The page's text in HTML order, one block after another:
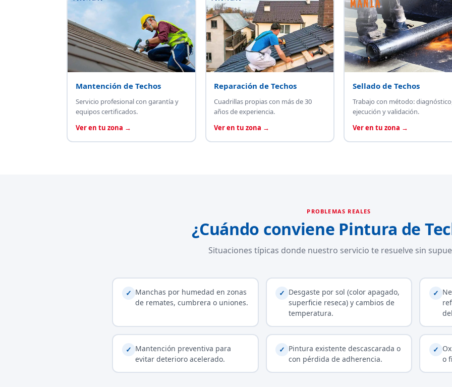
Mantención de Techos
Servicio profesional con garantía y
equipos certificados.
Ver en tu zona →
Reparación de Techos
Cuadrillas propias con más de 30
años de experiencia.
Ver en tu zona →
Sellado de Techos
Trabajo con método:
ejecución y validación.
Ver en tu zona →
PROBLEMAS REALES
¿Cuándo conviene Pintura de
Situaciones típicas donde nuestro servicio te resuelve sin
✓ Manchas por humedad en zonas
de remates, cumbrera o uniones.
✓ Desgaste por sol (color apagado,
superficie reseca) y cambios de
temperatura.
✓
✓ Mantención preventiva para
evitar deterioro acelerado.
✓ Pintura existente descascarada o
con pérdida de adherencia.
✓
o